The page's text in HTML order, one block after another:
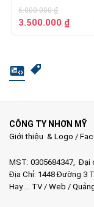
6.000.000₫
Giá
gốc
3.500.000 ₫Giá
hiện
CÔNG TY NHƠN MỸ
Giới thiệu & Logo /
MST: 0305684347, Đại
Địa Chỉ: 1448 Đường 3
Hay …
TV/ Web /